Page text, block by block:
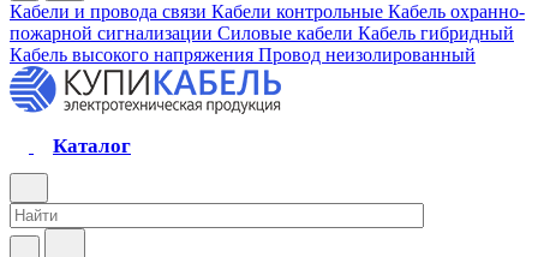
Кабели и провода связи Кабели контрольные Кабель охранно-
пожарной сигнализации Силовые кабели Кабель гибридный
Кабель высокого напряжения Провод неизолированный
Каталог